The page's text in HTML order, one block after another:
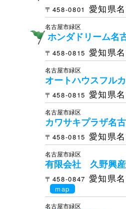
〒458-0801 愛知県
名古屋市緑区
ホンダドリーム名
〒458-0815 愛知県
名古屋市緑区
オートハウスフル
〒458-0815 愛知県
名古屋市緑区
カワサキプラザ名
〒458-0815 愛知県
名古屋市緑区
有限会社 久野興
〒458-0847 愛知県
map
名古屋市緑区